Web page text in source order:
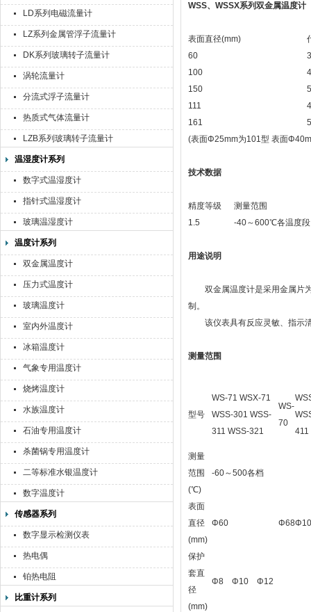
LD系列电磁流量计
LZ系列金属管浮子流量计
DK系列玻璃转子流量计
涡轮流量计
分流式浮子流量计
热质式气体流量计
LZB系列玻璃转子流量计
温湿度计系列
数字式温湿度计
指针式温湿度计
玻璃温湿度计
温度计系列
双金属温度计
压力式温度计
玻璃温度计
室内外温度计
冰箱温度计
气象专用温度计
烧烤温度计
水族温度计
石油专用温度计
杀菌锅专用温度计
二等标准水银温度计
数字温度计
传感器系列
数字显示检测仪表
热电偶
铂热电阻
比重计系列
WSS、WSSX系列双金属温度计
表面直径(mm)
60
3
100
4
150
5
111
4
161
5
(表面Φ25mm为101型 表面
技术数据
精度等级
测量范围
1.5
-40～600℃各温度段
用途说明
双金属温度计是采用金属片为
制。
该仪表具有反应灵敏、指示清
测量范围
型号
WS-71 WSX-71
WSS-301 WSS-
311 WSS-321
WS-
70
411
测量
范围
(℃)
-60～500各档
表面
直径
(mm)
Φ60 Φ68
保护
套直
径
(mm)
Φ8 Φ10 Φ12